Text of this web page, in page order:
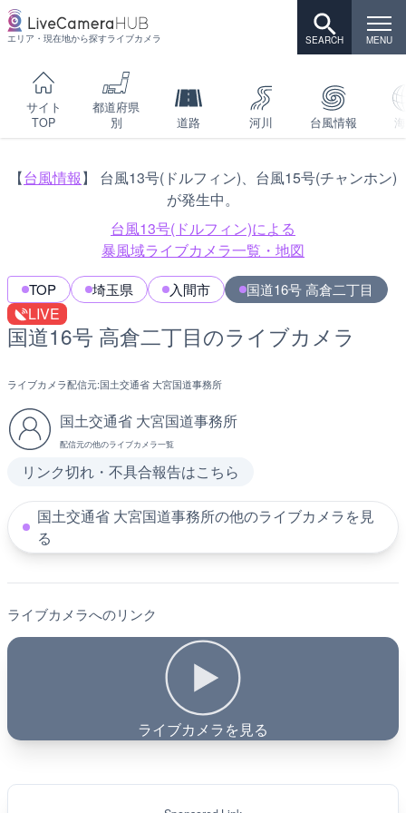
エリア・現在地から探すライブカメラ
サイト
TOP
都道府県
別
道路 河川 台風情報
【台風情報】 台風13号(ドルフィン)、台風15号(チャンホン)
が発生中。
台風13号(ドルフィン)による
暴風域ライブカメラ一覧・地図
TOP 埼玉県 入間市 国道16号 高倉二丁目
LIVE
国道16号 高倉二丁目のライブカメラ
ライブカメラ配信元:国土交通省 大宮国道事務所
国土交通省 大宮国道事務所
配信元の他のライブカメラ一覧
リンク切れ・不具合報告はこちら
国土交通省 大宮国道事務所の他のライブカメラを見
る
ライブカメラへのリンク
ライブカメラを見る